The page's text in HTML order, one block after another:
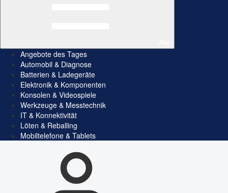
Angebote des Tages
Automobil & Diagnose
Batterien & Ladegeräte
Elektronik & Komponenten
Konsolen & Videospiele
Werkzeuge & Messtechnik
IT & Konnektivität
Löten & Reballing
Mobiltelefone & Tablets